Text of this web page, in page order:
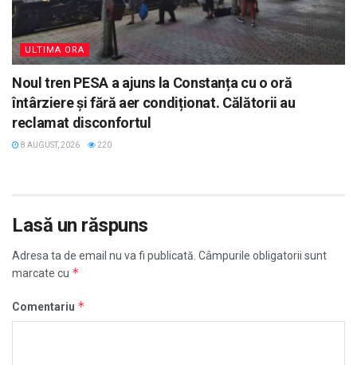
ULTIMA ORA
Noul tren PESA a ajuns la Constanța cu o oră
întârziere și fără aer condiționat. Călătorii au
reclamat disconfortul
8 AUGUST, 2026 220
Lasă un răspuns
Adresa ta de email nu va fi publicată. Câmpurile obligatorii sunt
marcate cu *
Comentariu *